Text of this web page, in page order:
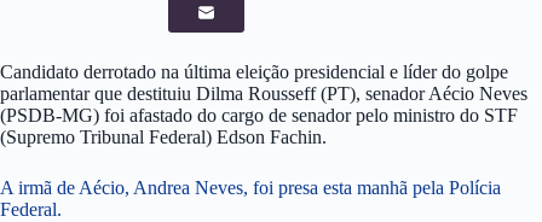
Candidato derrotado na última eleição presidencial e líder do golpe
parlamentar que destituiu Dilma Rousseff (PT), senador Aécio Neves
(PSDB-MG) foi afastado do cargo de senador pelo ministro do STF
(Supremo Tribunal Federal) Edson Fachin.
A irmã de Aécio, Andrea Neves, foi presa esta manhã pela Polícia
Federal.